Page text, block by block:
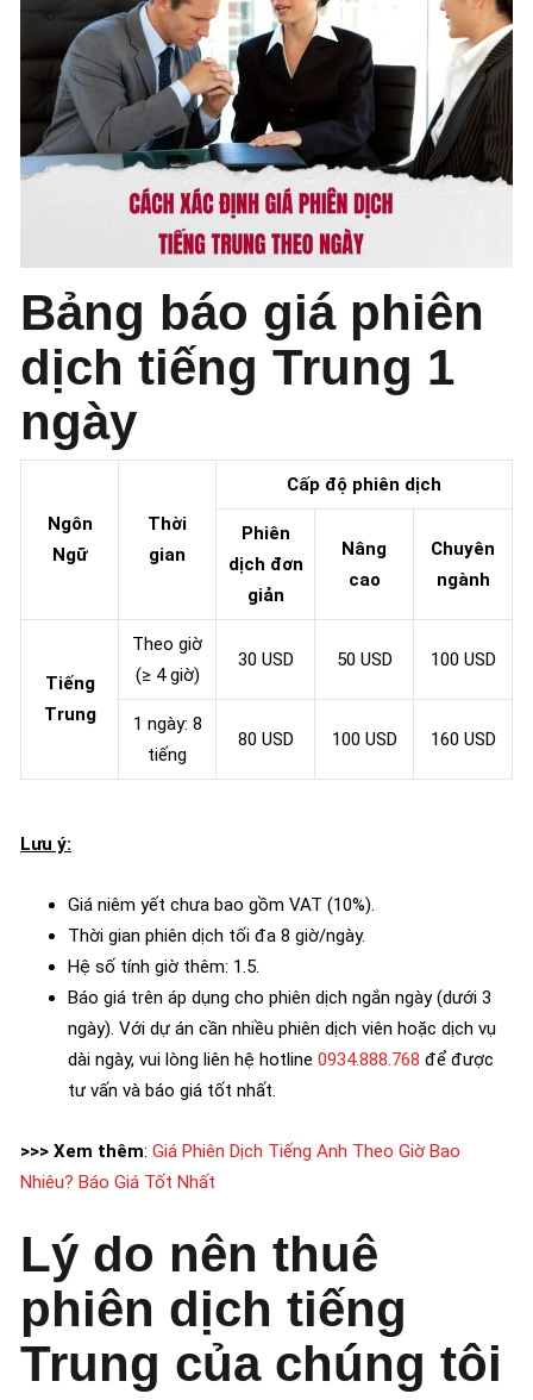
Bảng báo giá phiên
dịch tiếng Trung 1
ngày
Ngôn
Ngữ
Thời
gian
Cấp độ phiên dịch
Phiên
dịch đơn
giản
Nâng
cao
Chuyên
ngành
Tiếng
Trung
Theo giờ
(≥ 4 giờ)
30 USD 50 USD 100 USD
1 ngày: 8
tiếng
80 USD 100 USD 160 USD
Lưu ý:
Giá niêm yết chưa bao gồm VAT (10%).
Thời gian phiên dịch tối đa 8 giờ/ngày.
Hệ số tính giờ thêm: 1.5.
Báo giá trên áp dụng cho phiên dịch ngắn ngày (dưới 3
ngày). Với dự án cần nhiều phiên dịch viên hoặc dịch vụ
dài ngày, vui lòng liên hệ hotline 0934.888.768 để được
tư vấn và báo giá tốt nhất.
>>> Xem thêm: Giá Phiên Dịch Tiếng Anh Theo Giờ Bao
Nhiêu? Báo Giá Tốt Nhất
Lý do nên thuê
phiên dịch tiếng
Trung của chúng tôi